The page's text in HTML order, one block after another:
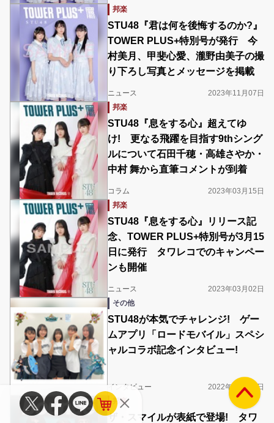
邦楽
STU48『君は何を後悔するのか?』
TOWER PLUS+特別号が発行 今
村美月、甲斐心愛、瀧野由美子の撮
り下ろし写真とメッセージを掲載
ニュース
2023年11月07日
邦楽
STU48『息をする心』超えてゆ
け! 更なる飛躍を目指す9thシング
ルについて石田千穂・高雄さやか・
中村 舞から直筆コメントが到着
コラム
2023年03月15日
邦楽
STU48『息をする心』リリース記
念、TOWER PLUS+特別号が3月15
日に発行 タワレコでのキャンペー
ンも開催
ニュース
2023年03月02日
その他
STU48が本気でチャレンジ! ゲー
ムアプリ「ロードモバイル」スペシ
ャルコラボ記念インタビュー!
インタビュー
2022年05月27日
邦楽
ザ・スマイルが表紙で登場! タワ